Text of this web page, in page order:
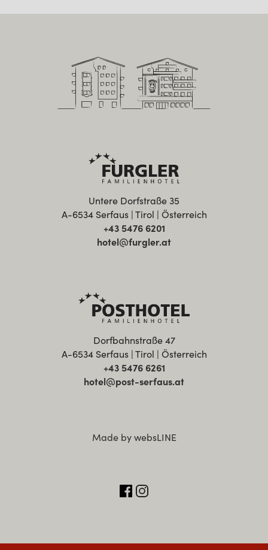
Untere Dorfstraße 35
A-6534 Serfaus | Tirol | Österreich
+43 5476 6201
hotel@furgler.at
Made by websLINE
Dorfbahnstraße 47
A-6534 Serfaus | Tirol | Österreich
+43 5476 6261
hotel@post-serfaus.at